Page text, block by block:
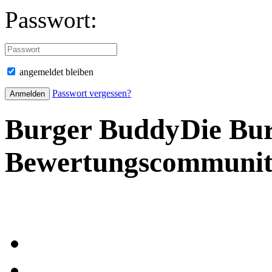
Passwort:
angemeldet bleiben
Passwort vergessen?
Burger BuddyDie